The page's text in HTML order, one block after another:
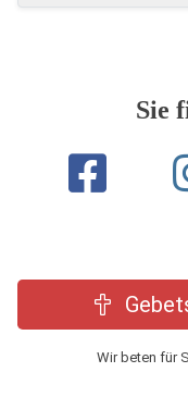
Sie
Wir beten für